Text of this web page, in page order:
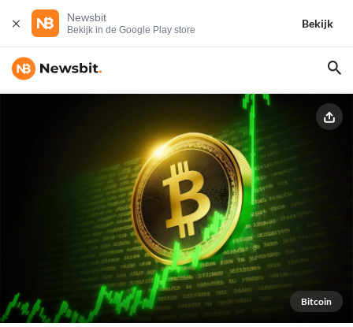
Newsbit
Bekijk in de Google Play store
Bekijk
Bitcoin